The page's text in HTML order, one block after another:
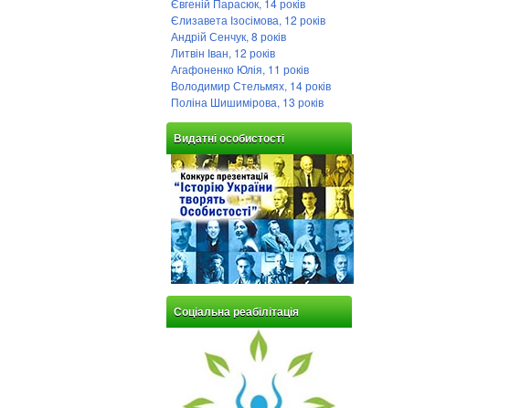
Євгеній Парасюк, 14 років
Єлизавета Ізосімова, 12 років
Андрій Сенчук, 8 років
Литвін Іван, 12 років
Агафоненко Юлія, 11 років
Володимир Стельмях, 14 років
Поліна Шишимірова, 13 років
Видатні особистості
Соціальна реабілітація